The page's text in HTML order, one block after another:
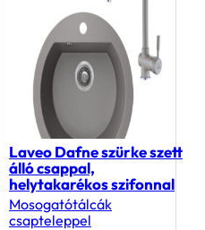
Laveo Dafne szürke szett
álló csappal,
helytakarékos szifonnal
Mosogatótálcák
csapteleppel